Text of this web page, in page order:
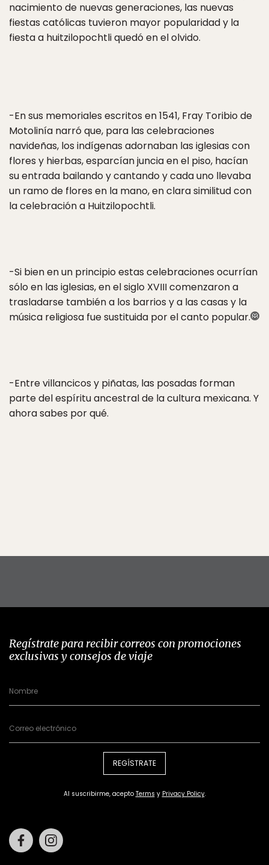
nacimiento de nuevas generaciones, las nuevas
fiestas católicas tuvieron mayor popularidad y la
fiesta a huitzilopochtli quedó en el olvido.
-En sus memoriales escritos en 1541, Fray Toribio de
Motolinía narró que, para las celebraciones
navideñas, los indígenas adornaban las iglesias con
flores y hierbas, esparcían juncia en el piso, hacían
su entrada bailando y cantando y cada uno llevaba
un ramo de flores en la mano, en clara similitud con
la celebración a Huitzilopochtli.
-Si bien en un principio estas celebraciones ocurrían
sólo en las iglesias, en el siglo XVIII comenzaron a
trasladarse también a los barrios y a las casas y la
música religiosa fue sustituida por el canto popular.
-Entre villancicos y piñatas, las posadas forman
parte del espíritu ancestral de la cultura mexicana. Y
ahora sabes por qué.
Regístrate para recibir correos con promociones
exclusivas y consejos de viaje
REGÍSTRATE
Al suscribirme, acepto Terms y Privacy Policy.
Facebook